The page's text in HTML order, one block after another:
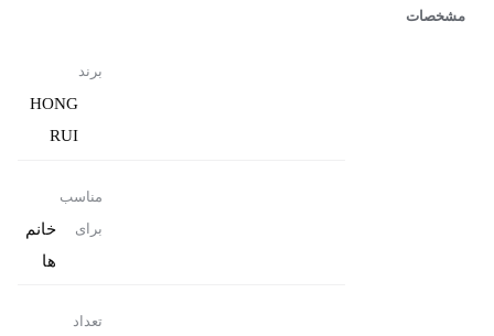
مشخصات
برند
HONG
RUI
مناسب
برای
خانم
ها
تعداد